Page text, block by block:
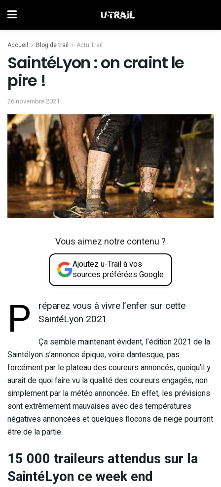
Accueil Blog de trail Actu Trail
SaintéLyon : on craint le
pire !
26 novembre 2021
Vous aimez notre contenu ?
Ajoutez u-Trail à vos
sources préférées Google
P
réparez vous à vivre l’enfer sur cette
SaintéLyon 2021
Ça semble maintenant évident, l’édition 2021 de la
Saintélyon s’annonce épique, voire dantesque, pas
forcément par le plateau des coureurs annoncés, quoiqu’il y
aurait de quoi faire vu la qualité des coureurs engagés, non
simplement par la météo annoncée. En effet, les prévisions
sont extrêmement mauvaises avec des températures
négatives annoncées et quelques flocons de neige pourront
être de la partie.
15 000 traileurs attendus sur la
SaintéLyon ce week end